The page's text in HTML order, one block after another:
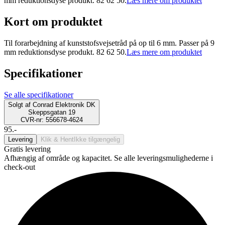
Kort om produktet
Til forarbejdning af kunststofsvejsetråd på op til 6 mm. Passer på 9
mm reduktionsdyse produkt. 82 62 50.Læs mere om produktet
Specifikationer
Se alle specifikationer
Solgt af Conrad Elektronik DK
Skeppsgatan 19
CVR-nr: 556678-4624
95.-
Levering Klik & Hent Ikke tilgængelig
Gratis levering
Afhængig af område og kapacitet. Se alle leveringsmulighederne i
check-out